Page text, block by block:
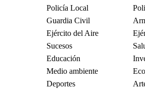
Policía Local
Guardia Civil
Ejército del Aire
Sucesos
Educación
Medio ambiente
Deportes